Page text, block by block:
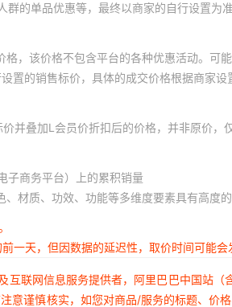
的单品优惠等，最终以商家的自行设置
，该价格不包含平台的各种优惠活动。可
置的销售标价，具体的成交价格根据商家设
并叠加L会员价折扣后的价格，并非原价，仅
子商务平台）上的累积销量
材质、功效、功能等多维度要素具有高度
一天，但因数据的延迟性，取价时间可能
互联网信息服务提供者，阿里巴巴中国站
意谨慎核实，如您对商品/服务的标题、价